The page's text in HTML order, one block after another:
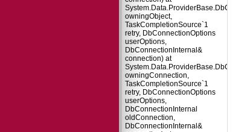
owningObject,
TaskCompletionSource`1
retry, DbConnectionOptions
userOptions,
DbConnectionInternal&
connection) at
owningConnection,
TaskCompletionSource`1
retry, DbConnectionOptions
userOptions,
DbConnectionInternal
oldConnection,
DbConnectionInternal&